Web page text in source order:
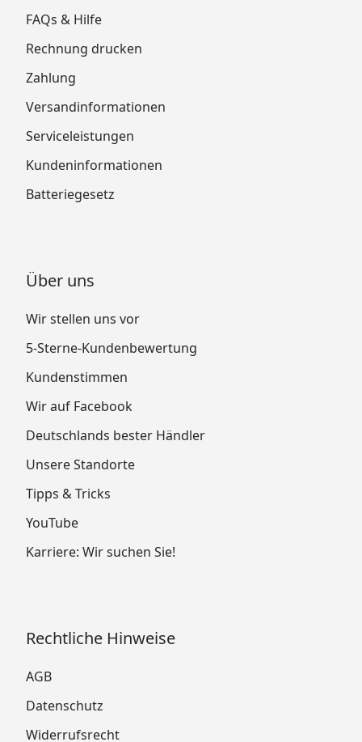
FAQs & Hilfe
Rechnung drucken
Zahlung
Versandinformationen
Serviceleistungen
Kundeninformationen
Batteriegesetz
Über uns
Wir stellen uns vor
5-Sterne-Kundenbewertung
Kundenstimmen
Wir auf Facebook
Deutschlands bester Händler
Unsere Standorte
Tipps & Tricks
YouTube
Karriere: Wir suchen Sie!
Rechtliche Hinweise
AGB
Datenschutz
Widerrufsrecht